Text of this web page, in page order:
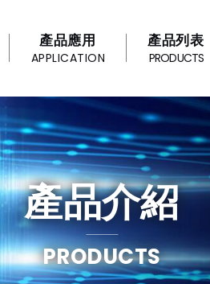
產品應用
APPLICATION
產品列表
PRODUCTS
產品介紹
PRODUCTS